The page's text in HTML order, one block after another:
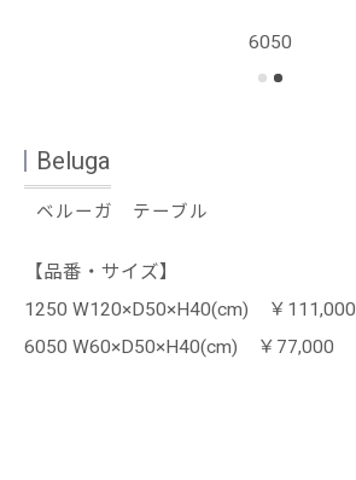
6050
Beluga
ベルーガ テーブル
【品番・サイズ】
1250 W120×D50×H40(cm) ￥111,000
6050 W60×D50×H40(cm) ￥77,000